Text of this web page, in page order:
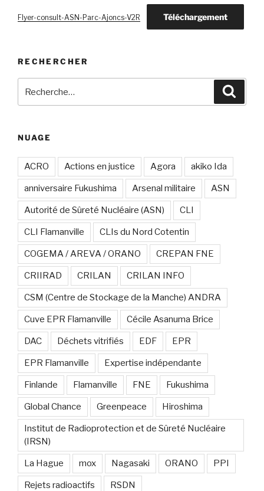
Flyer-consult-ASN-Parc-Ajoncs-V2R Téléchargement
RECHERCHER
NUAGE
ACRO Actions en justice Agora akiko Ida
anniversaire Fukushima Arsenal militaire ASN
Autorité de Sûreté Nucléaire (ASN) CLI
CLI Flamanville CLIs du Nord Cotentin
COGEMA / AREVA / ORANO CREPAN FNE
CRIIRAD CRILAN CRILAN INFO
CSM (Centre de Stockage de la Manche) ANDRA
Cuve EPR Flamanville Cécile Asanuma Brice
DAC Déchets vitrifiés EDF EPR
EPR Flamanville Expertise indépendante
Finlande Flamanville FNE Fukushima
Global Chance Greenpeace Hiroshima
Institut de Radioprotection et de Sûreté Nucléaire
(IRSN)
La Hague mox Nagasaki ORANO PPI
Rejets radioactifs RSDN